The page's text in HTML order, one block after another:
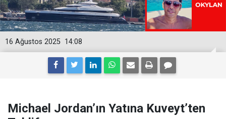
14:08
16 Ağustos 2025
Michael Jordan’ın Yatına Kuveyt’ten